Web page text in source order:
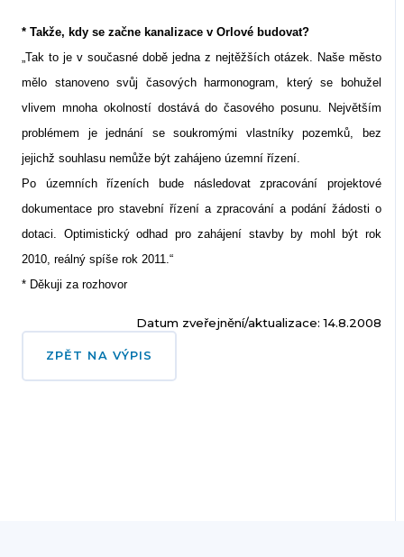
* Takže, kdy se začne kanalizace v Orlové budovat?
„Tak to je v současné době jedna z nejtěžších otázek. Naše město
mělo stanoveno svůj časových harmonogram, který se bohužel
vlivem mnoha okolností dostává do časového posunu. Největším
problémem je jednání se soukromými vlastníky pozemků, bez
jejichž souhlasu nemůže být zahájeno územní řízení.
Po územních řízeních bude následovat zpracování projektové
dokumentace pro stavební řízení a zpracování a podání žádosti o
dotaci. Optimistický odhad pro zahájení stavby by mohl být rok
2010, reálný spíše rok 2011.“
* Děkuji za rozhovor
Datum zveřejnění/aktualizace: 14.8.2008
ZPĚT NA VÝPIS